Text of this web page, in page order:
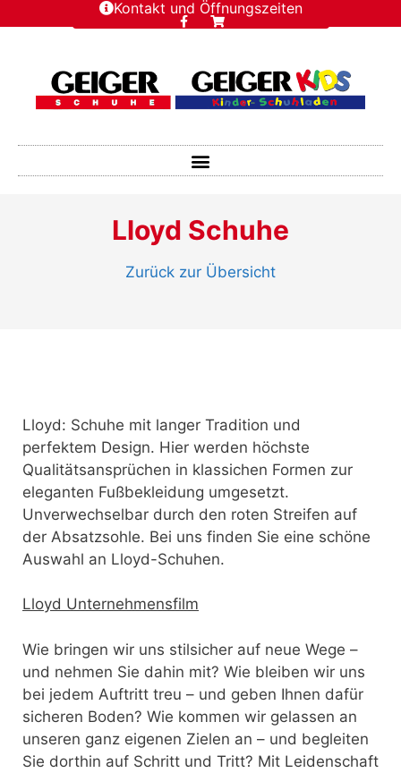
Kontakt und Öffnungszeiten
Lloyd Schuhe
Zurück zur Übersicht
Lloyd: Schuhe mit langer Tradition und
perfektem Design. Hier werden höchste
Qualitätsansprüchen in klassichen Formen zur
eleganten Fußbekleidung umgesetzt.
Unverwechselbar durch den roten Streifen auf
der Absatzsohle. Bei uns finden Sie eine schöne
Auswahl an Lloyd-Schuhen.
Lloyd Unternehmensfilm
Wie bringen wir uns stilsicher auf neue Wege –
und nehmen Sie dahin mit? Wie bleiben wir uns
bei jedem Auftritt treu – und geben Ihnen dafür
sicheren Boden? Wie kommen wir gelassen an
unseren ganz eigenen Zielen an – und begleiten
Sie dorthin auf Schritt und Tritt? Mit Leidenschaft